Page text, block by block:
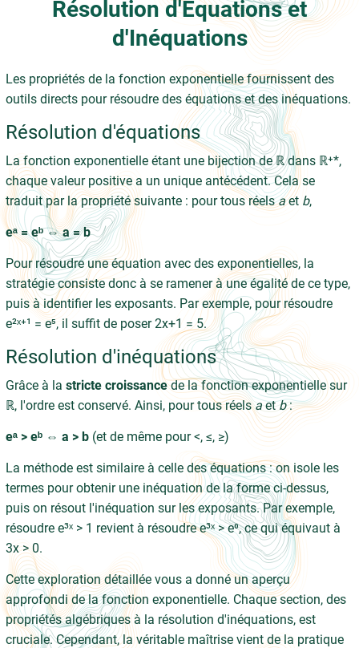
Résolution d'Équations et
d'Inéquations
Les propriétés de la fonction exponentielle fournissent des
outils directs pour résoudre des équations et des inéquations.
Résolution d'équations
La fonction exponentielle étant une bijection de ℝ dans ℝ⁺*,
chaque valeur positive a un unique antécédent. Cela se
traduit par la propriété suivante : pour tous réelsaet b,
eᵃ = eᵇ ⇔ a = b
Pour résoudre une équation avec des exponentielles, la
stratégie consiste donc à se ramener à une égalité de ce type,
puis à identifier les exposants. Par exemple, pour résoudre
e²ˣ⁺¹ = e⁵, il suffit de poser 2x+1 = 5.
Résolution d'inéquations
Grâce à la stricte croissancede la fonction exponentielle sur
ℝ, l'ordre est conservé. Ainsi, pour tous réelsaetb:
eᵃ > eᵇ ⇔ a > b (et de même pour <, ≤, ≥)
La méthode est similaire à celle des équations : on isole les
termes pour obtenir une inéquation de la forme ci-dessus,
puis on résout l'inéquation sur les exposants. Par exemple,
résoudre e³ˣ > 1 revient à résoudre e³ˣ > e⁰, ce qui équivaut à
3x > 0.
Cette exploration détaillée vous a donné un aperçu
approfondi de la fonction exponentielle. Chaque section, des
propriétés algébriques à la résolution d'inéquations, est
cruciale. Cependant, la véritable maîtrise vient de la pratique